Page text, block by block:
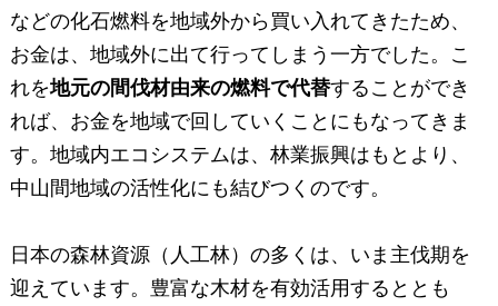
などの化石燃料を地域外から買い入れてきたため、
お金は、地域外に出て行ってしまう一方でした。こ
れを地元の間伐材由来の燃料で代替することができ
れば、お金を地域で回していくことにもなってきま
す。地域内エコシステムは、林業振興はもとより、
中山間地域の活性化にも結びつくのです。
日本の森林資源（人工林）の多くは、いま主伐期を
迎えています。豊富な木材を有効活用するととも